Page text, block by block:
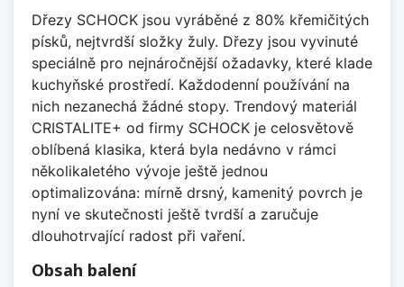
Dřezy SCHOCK jsou vyráběné z 80% křemičitých
písků, nejtvrdší složky žuly. Dřezy jsou vyvinuté
speciálně pro nejnáročnější ožadavky, které klade
kuchyňské prostředí. Každodenní používání na
nich nezanechá žádné stopy. Trendový materiál
CRISTALITE+ od firmy SCHOCK je celosvětově
oblíbená klasika, která byla nedávno v rámci
několikaletého vývoje ještě jednou
optimalizována: mírně drsný, kamenitý povrch je
nyní ve skutečnosti ještě tvrdší a zaručuje
dlouhotrvající radost při vaření.
Obsah balení